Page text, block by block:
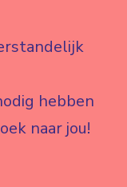
hebben
naar jou!